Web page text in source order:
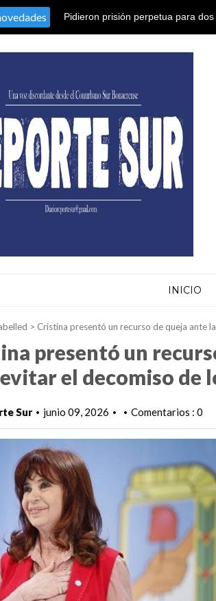
Pidieron prisión perpetua para
INICIO
> Cristina presentó un recurso de queja ante
presentó un
el decomiso de
Sur • junio 09, 2026 • • Comentarios : 0